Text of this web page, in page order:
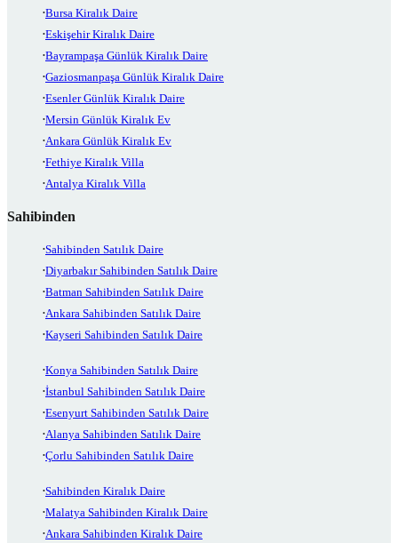
Bursa Kiralık Daire
Eskişehir Kiralık Daire
Bayrampaşa Günlük Kiralık Daire
Gaziosmanpaşa Günlük Kiralık Daire
Esenler Günlük Kiralık Daire
Mersin Günlük Kiralık Ev
Ankara Günlük Kiralık Ev
Fethiye Kiralık Villa
Antalya Kiralık Villa
Sahibinden
Sahibinden Satılık Daire
Diyarbakır Sahibinden Satılık Daire
Batman Sahibinden Satılık Daire
Ankara Sahibinden Satılık Daire
Kayseri Sahibinden Satılık Daire
Konya Sahibinden Satılık Daire
İstanbul Sahibinden Satılık Daire
Esenyurt Sahibinden Satılık Daire
Alanya Sahibinden Satılık Daire
Çorlu Sahibinden Satılık Daire
Sahibinden Kiralık Daire
Malatya Sahibinden Kiralık Daire
Ankara Sahibinden Kiralık Daire